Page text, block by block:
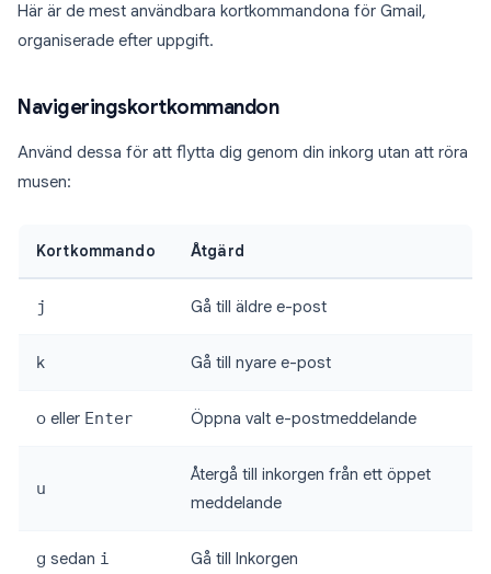
Här är de mest användbara kortkommandona för Gmail,
organiserade efter uppgift.
Navigeringskortkommandon
Använd dessa för att flytta dig genom din inkorg utan att röra
musen:
Kortkommando Åtgärd
j Gå till äldre e-post
k Gå till nyare e-post
o eller Enter Öppna valt e-postmeddelande
u
Återgå till inkorgen från ett öppet
meddelande
g sedan i Gå till Inkorgen